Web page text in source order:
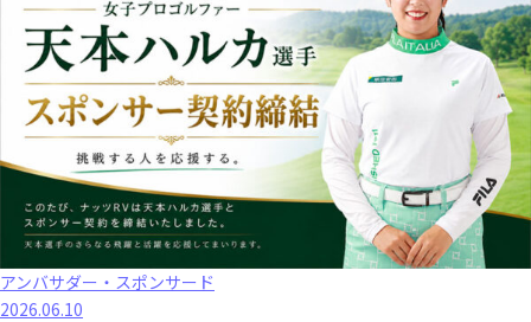
アンバサダー・スポンサード
2026.06.10